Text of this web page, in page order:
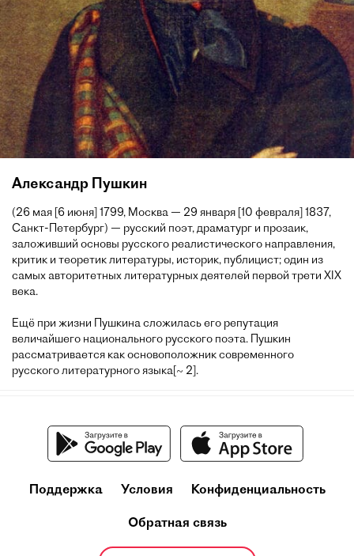
Александр Пушкин
(26 мая [6 июня] 1799, Москва — 29 января [10 февраля] 1837,
Санкт-Петербург) — русский поэт, драматург и прозаик,
заложивший основы русского реалистического направления,
критик и теоретик литературы, историк, публицист; один из
самых авторитетных литературных деятелей первой трети XIX
века.
Ещё при жизни Пушкина сложилась его репутация
величайшего национального русского поэта. Пушкин
рассматривается как основоположник современного
русского литературного языка[~ 2].
Поддержка Условия Конфиденциальность
Обратная связь